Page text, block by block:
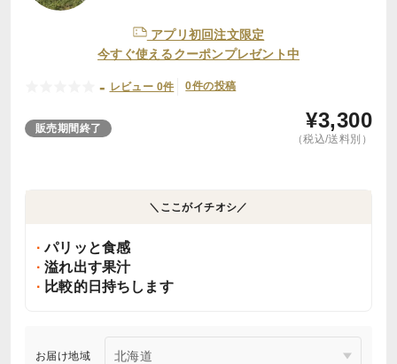
アプリ初回注文限定
今すぐ使えるクーポンプレゼント中
- レビュー 0件 0件の投稿
販売期間終了 ¥3,300
（税込/送料別）
＼ここがイチオシ／
パリッと食感
溢れ出す果汁
比較的日持ちします
お届け地域